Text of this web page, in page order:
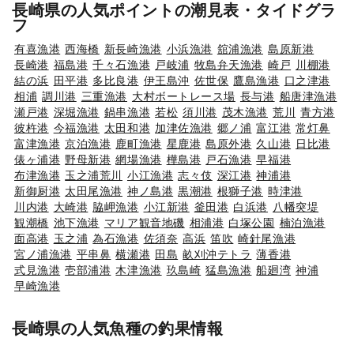
長崎県の人気ポイントの潮見表・タイドグラ
フ
有喜漁港 西海橋 新長崎漁港 小浜漁港 舘浦漁港 島原新港
長崎港 福島港 千々石漁港 戸岐浦 牧島弁天漁港 崎戸
川棚港
結の浜 田平港 多比良港 伊王島沖 佐世保 鷹島漁港 口之津港
相浦 調川港 三重漁港 大村ボートレース場 長与港 船唐津漁港
瀬戸港 深堀漁港 鍋串漁港 若松 須川港 茂木漁港 荒川 青方港
彼杵港 今福漁港 太田和港 加津佐漁港 郷ノ浦 富江港 常灯鼻
富津漁港 京泊漁港 鹿町漁港 星鹿港 島原外港 久山港 日比港
俵ヶ浦港 野母新港 網場漁港 樺島港 戸石漁港 早福港
布津漁港 玉之浦荒川 小江漁港 志々伎 深江港 神浦港
新御厨港 太田尾漁港 神ノ島港 黒潮港 根獅子港 時津港
川内港 大崎港 脇岬漁港 小江新港 釜田港 白浜港 八幡突堤
観潮橋 池下漁港 マリア観音地磯 相浦港 白塚公園 楠泊漁港
面高港 玉之浦 為石漁港 佐須奈 高浜 笛吹 崎針尾漁港
宮ノ浦漁港 平串鼻 横瀬港 田島 畝刈沖テトラ 薄香港
式見漁港 壱部浦港 木津漁港 玖島崎 猛島漁港 船廻湾 神浦
早崎漁港
長崎県の人気魚種の釣果情報